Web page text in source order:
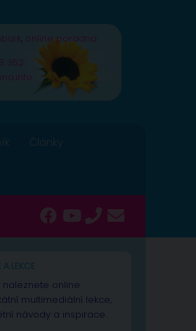
online poradna
352
Články
LEKCE
online
multimediální lekce,
návody a inspirace.